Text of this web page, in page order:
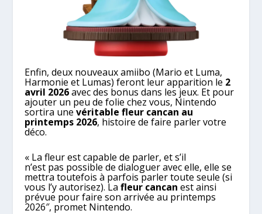
Enfin, deux nouveaux amiibo (Mario et Luma,
Harmonie et Lumas) feront leur apparition le 2
avril 2026avec des bonus dans les jeux. Et pour
ajouter un peu de folie chez vous, Nintendo
sortira unevéritable fleur cancan au
printemps 2026, histoire de faire parler votre
déco.
« La fleur est capable de parler, et s’il
n’est pas possible de dialoguer avec elle, elle se
mettra toutefois à parfois parler toute seule (si
vous l’y autorisez). Lafleur cancan est ainsi
prévue pour faire son arrivée au printemps
2026″, promet Nintendo.